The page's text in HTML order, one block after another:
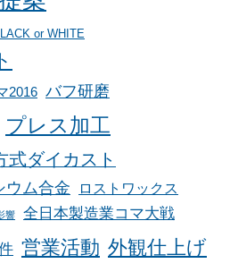
or WHITE
2016 バフ研磨
プレス加工
式ダイカスト
ウム合金 ロストワックス
響 全日本製造業コマ大戦
営業活動 外観仕上げ